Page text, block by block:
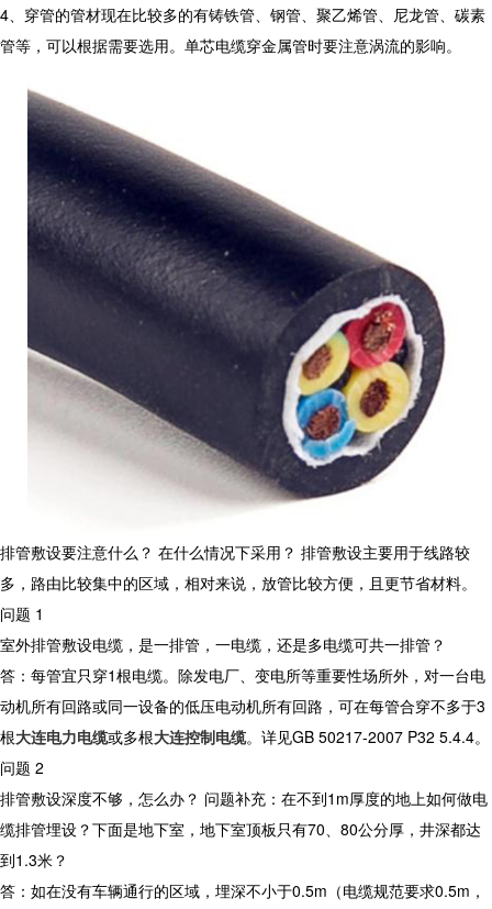
4、穿管的管材现在比较多的有铸铁管、钢管、聚乙烯管、尼龙管、碳素
管等，可以根据需要选用。单芯电缆穿金属管时要注意涡流的影响。
排管敷设要注意什么？ 在什么情况下采用？ 排管敷设主要用于线路较
多，路由比较集中的区域，相对来说，放管比较方便，且更节省材料。
问题 1
室外排管敷设电缆，是一排管，一电缆，还是多电缆可共一排管？
答：每管宜只穿1根电缆。除发电厂、变电所等重要性场所外，对一台电
动机所有回路或同一设备的低压电动机所有回路，可在每管合穿不多于3
根大连电力电缆或多根大连控制电缆。详见GB 50217-2007 P32 5.4.4。
问题 2
排管敷设深度不够，怎么办？ 问题补充：在不到1m厚度的地上如何做电
缆排管埋设？下面是地下室，地下室顶板只有70、80公分厚，井深都达
到1.3米？
答：如在没有车辆通行的区域，埋深不小于0.5m（电缆规范要求0.5m，